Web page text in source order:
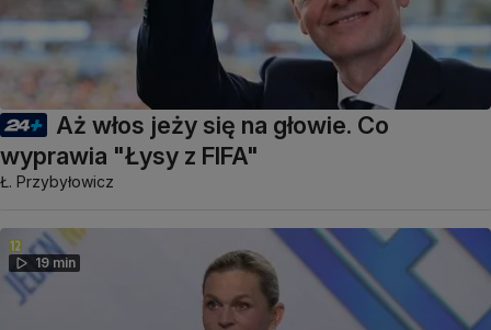
Aż włos jeży się na głowie. Co
wyprawia "Łysy z FIFA"
Ł. Przybyłowicz
19 min